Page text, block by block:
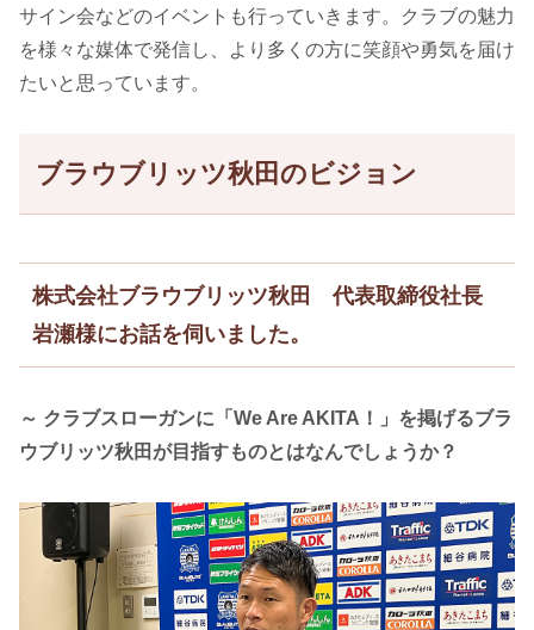
サイン会などのイベントも行っていきます。クラブの魅力
を様々な媒体で発信し、より多くの方に笑顔や勇気を届け
たいと思っています。
ブラウブリッツ秋田のビジョン
株式会社ブラウブリッツ秋田 代表取締役社長
岩瀬様にお話を伺いました。
～ クラブスローガンに「We Are AKITA！」を掲げるブラ
ウブリッツ秋田が目指すものとはなんでしょうか？